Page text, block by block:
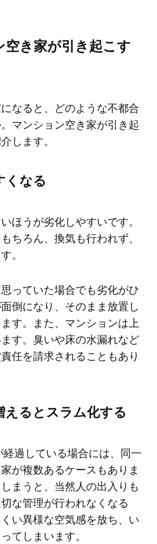
空き家が引き起こす
なると、どのような不都合
マンション空き家が引き起
します。
くなる
ほうが劣化しやすいです。
ちろん、換気も行われず、
。
っていた場合でも劣化がひ
倒になり、そのまま放置し
す。また、マンションは上
す。臭いや床の水漏れなど
任を請求されることもあり
えるとスラム化する
過している場合には、同一
が複数あるケースもありま
まうと、当然人の出入りも
な管理が行われなくなる
い異様な空気感を放ち、い
てしまいます。